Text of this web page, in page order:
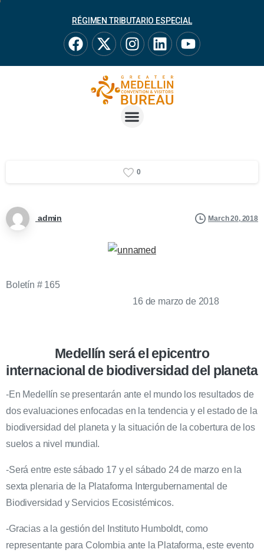
RÉGIMEN TRIBUTARIO ESPECIAL
0
admin March 20, 2018
Boletín # 165
16 de marzo de 2018
Medellín será el epicentro
internacional de biodiversidad del planeta
-En Medellín se presentarán ante el mundo los resultados de
dos evaluaciones enfocadas en la tendencia y el estado de la
biodiversidad del planeta y la situación de la cobertura de los
suelos a nivel mundial.
-Será entre este sábado 17 y el sábado 24 de marzo en la
sexta plenaria de la Plataforma Intergubernamental de
Biodiversidad y Servicios Ecosistémicos.
-Gracias a la gestión del Instituto Humboldt, como
representante para Colombia ante la Plataforma, este evento